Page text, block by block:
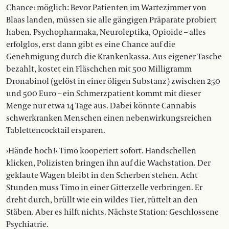
Chance‹ möglich: Bevor Patienten im Wartezimmer von
Blaas landen, müssen sie alle gängigen Präparate probiert
haben. Psychopharmaka, Neuroleptika, Opioide – alles
erfolglos, erst dann gibt es eine Chance auf die
Genehmigung durch die Krankenkassa. Aus eigener Tasche
bezahlt, kostet ein Fläschchen mit 500 Milligramm
Dronabinol (gelöst in einer öligen Substanz) zwischen 250
und 500 Euro – ein Schmerzpatient kommt mit dieser
Menge nur etwa 14 Tage aus. Dabei könnte Cannabis
schwerkranken Menschen einen nebenwirkungsreichen
Tablettencocktail ersparen.
›Hände hoch!‹ Timo kooperiert sofort. Handschellen
klicken, Polizisten bringen ihn auf die Wachstation. Der
geklaute Wagen bleibt in den Scherben stehen. Acht
Stunden muss Timo in einer Gitterzelle verbringen. Er
dreht durch, brüllt wie ein wildes Tier, rüttelt an den
Stäben. Aber es hilft nichts. Nächste Station: Geschlossene
Psychiatrie.